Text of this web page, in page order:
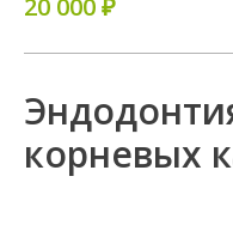
20 000 ₽
корневых